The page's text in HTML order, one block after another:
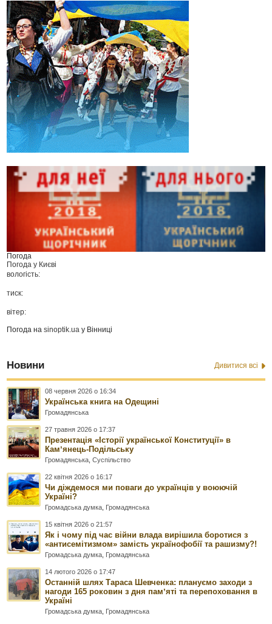
Погода
Погода у Києві
вологість:
тиск:
вітер:
Погода наsinoptik.ua у Вінниці
Новини Дивитися всі
08 червня 2026 о 16:34
Українська книга на Одещині
Громадянська
27 травня 2026 о 17:37
Презентація «Історії української Конституції» в
Камʼянець-Подільську
Громадянська ,Суспільство
22 квітня 2026 о 16:17
Чи діждемося ми поваги до українців у воюючій
Україні?
Громадська думка Громадянська
15 квітня 2026 о 21:57
Як і чому під час війни влада вирішила боротися з
«антисемітизмом» замість українофобії та рашизму?!
Громадська думка Громадянська
14 лютого 2026 о 17:47
Останній шлях Тараса Шевченка: плануємо заходи з
нагоди 165 роковин з дня памʼяті та перепоховання в
Україні
Громадська думка Громадянська